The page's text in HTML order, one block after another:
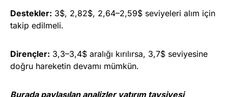
Destekler: 3$, 2,82$, 2,64–2,59$ seviyeleri alım için
takip edilmeli.
Dirençler: 3,3–3,4$ aralığı kırılırsa, 3,7$ seviyesine
doğru hareketin devamı mümkün.
Burada paylaşılan analizler yatırım tavsiyesi